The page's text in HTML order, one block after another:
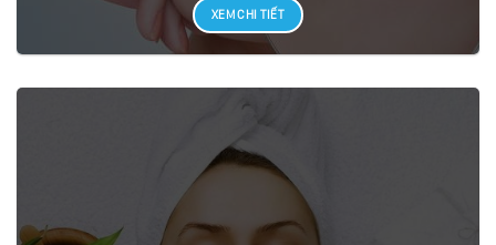
XEM CHI TIẾT